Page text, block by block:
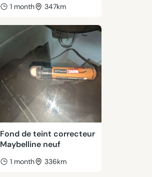
1 month 347km
Fond de teint correcteur
Maybelline neuf
1 month 336km